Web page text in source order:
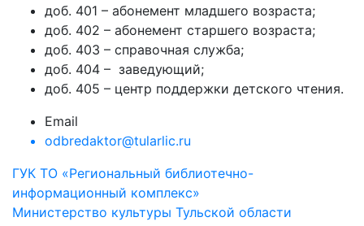
доб. 401 – абонемент младшего возраста;
доб. 402 – абонемент старшего возраста;
доб. 403 – справочная служба;
доб. 404 – заведующий;
доб. 405 – центр поддержки детского чтения.
Email
odbredaktor@tularlic.ru
ГУК ТО «Региональный библиотечно-
информационный комплекс»
Министерство культуры Тульской области